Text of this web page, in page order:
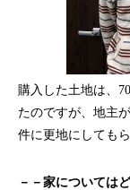
購入した土地は、
たのですが、地主
件に更地にしてもら
－－家については